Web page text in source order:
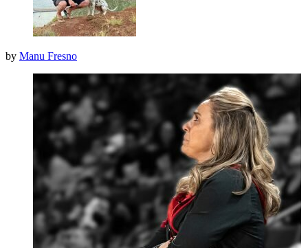
by Manu Fresno